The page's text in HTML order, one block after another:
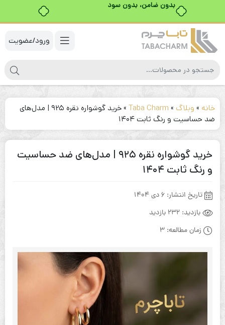
خرید قسطی با ترب‌پی
ورود/عضویت
خانه » وبلاگ »
Taba Charm
»
خرید گوشواره نقره ۹۲۵ | مدل‌های
ضد حساسیت و رنگ ثابت ۱۴۰۴
خرید گوشواره نقره ۹۲۵ | مدل‌های ضد حساسیت
و رنگ ثابت ۱۴۰۴
تاریخ انتشار: 6 دی 1404
بازدید: 232 بازدید
زمان مطالعه: 3